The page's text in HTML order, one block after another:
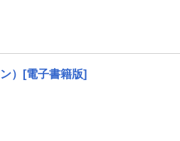
）[電子書籍版]